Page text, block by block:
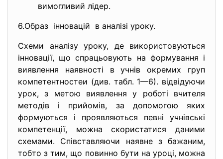
вимогливий лідер.
6.Образ інновацій в аналізі уроку.
Схеми аналізу уроку, де використовуються
інновації, що спрацьовують на формування і
виявлення наявності в учнів окремих груп
компетентностеи (див. табл. 1—6). відвідуючи
урок, з метою виявлення у роботі вчителя
методів і прийомів, за допомогою яких
формуються і проявляються певні учнівські
компетенції, можна скористатися даними
схемами. Співставляючи наявне з бажаним,
тобто з тим, що повинно бути на уроці, можна